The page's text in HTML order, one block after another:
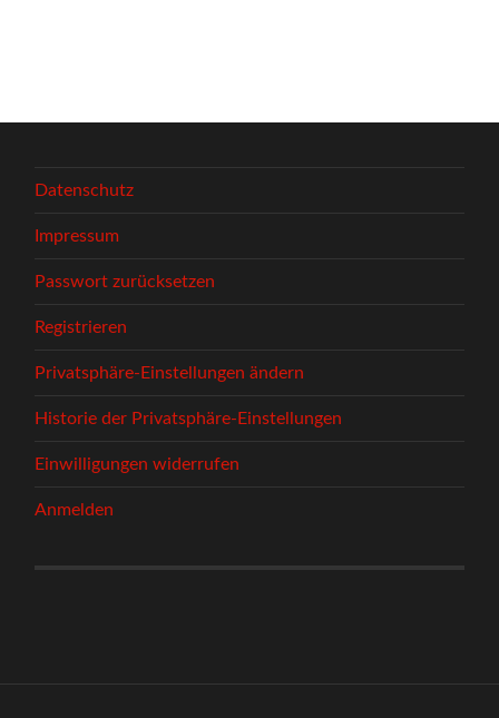
Datenschutz
Impressum
Passwort zurücksetzen
Registrieren
Privatsphäre-Einstellungen ändern
Historie der Privatsphäre-Einstellungen
Einwilligungen widerrufen
Anmelden